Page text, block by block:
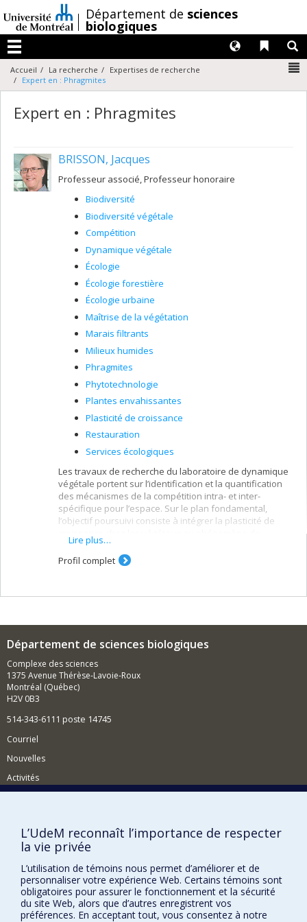
au
contenu
/Département de sciences
biologiques
Menu
Liens
Langues
Accueil La recherche
Expertises de recherche
Expert en : Phragmites
Expert en : Phragmites
BRISSON, Jacques
Professeur associé, Professeur honoraire
Biodiversité
Biodiversité végétale
Compétition
Dynamique végétale
Écologie
Écologie forestière
Écologie urbaine
Maîtrise de la végétation
Marais filtrants
Milieux humides
Phragmites
Phytotechnologie
Plantes envahissantes
Plasticité de croissance
Restauration
Services écologiques
Les travaux de recherche du laboratoire de dynamique
végétale portent sur l’identification et la quantification
des mécanismes de la compétition intra- et inter-
spécifique pour l’espace. Sur le plan fondamental,
l’objectif poursuivi consiste à intégrer la plasticité de
compétition entre plantes voisines et d’en évaluer les
conséquences sur la dynamique végétale. L’expertise
acquise par le laboratoire sur la compétition et
dans le cadre de travaux de nature appliquée visant à
macrophytes à croissance rapide.
Lire plus…
Profil complet
Département de sciences biologiques
Complexe des sciences
1375 Avenue Thérèse-Lavoie-Roux
Montréal (Québec)
H2V 0B3
514-343-6111 poste 14745
Courriel
Nouvelles
Activités
BESOIN D'AIDE?
Plan du site
Signaler une erreur
Accessibilité
FACULTÉ DES ARTS ET DES SCIENCES
L’UdeM reconnaît l’importance de respecter
la vie privée
L’utilisation de témoins nous permet d’améliorer et de
personnaliser votre expérience Web. Certains témoins sont
obligatoires pour assurer le fonctionnement et la sécurité
du site Web, alors que d’autres enregistrent vos
préférences. En acceptant tout, vous consentez à notre